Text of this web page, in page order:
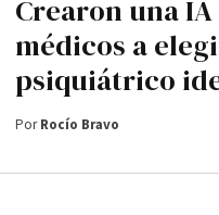
Crearon una
médicos a
psiquiátrico
PorRocío Bravo